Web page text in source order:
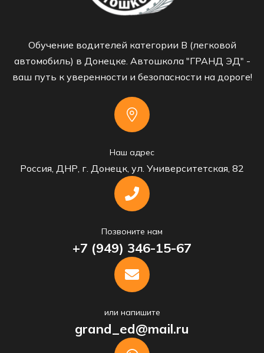
Обучение водителей категории B (легковой
автомобиль) в Донецке. Автошкола "ГРАНД ЭД" -
ваш путь к уверенности и безопасности на дороге!
Наш адрес
Россия, ДНР, г. Донецк, ул. Университетская, 82
Позвоните нам
+7 (949) 346-15-67
или напишите
grand_ed@mail.ru